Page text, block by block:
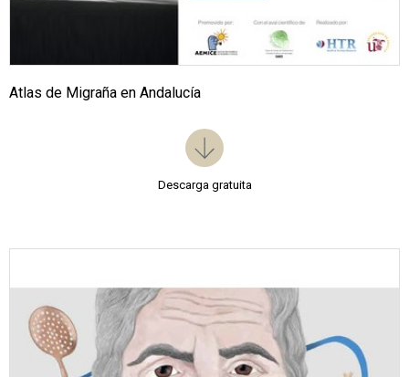
Atlas de Migraña en Andalucía
Descarga gratuita